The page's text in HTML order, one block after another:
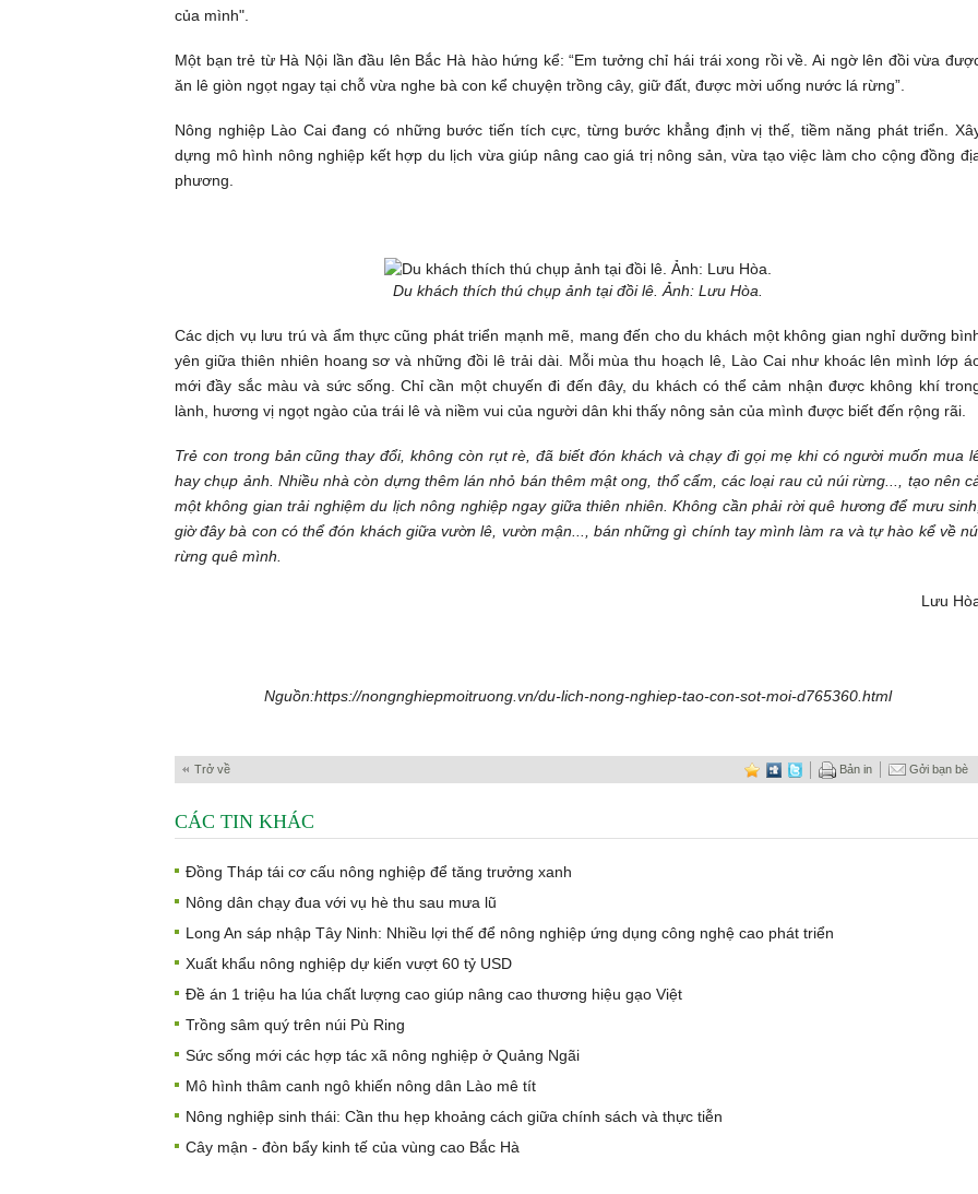
của mình".
Một bạn trẻ từ Hà Nội lần đầu lên Bắc Hà hào hứng kể: “Em tưởng chỉ hái trái xong rồi về. Ai ngờ lên đồi vừa
ăn lê giòn ngọt ngay tại chỗ vừa nghe bà con kể chuyện trồng cây, giữ đất, được mời uống nước lá rừng”.
Nông nghiệp Lào Cai đang có những bước tiến tích cực, từng bước khẳng định vị thế, tiềm năng phát triển.
dựng mô hình nông nghiệp kết hợp du lịch vừa giúp nâng cao giá trị nông sản, vừa tạo việc làm cho cộng đồng
phương.
Du khách thích thú chụp ảnh tại đồi lê. Ảnh: Lưu Hòa.
Các dịch vụ lưu trú và ẩm thực cũng phát triển mạnh mẽ, mang đến cho du khách một không gian nghỉ dưỡng
yên giữa thiên nhiên hoang sơ và những đồi lê trải dài. Mỗi mùa thu hoạch lê, Lào Cai như khoác lên mình lớp
mới đầy sắc màu và sức sống. Chỉ cần một chuyến đi đến đây, du khách có thể cảm nhận được không khí
lành, hương vị ngọt ngào của trái lê và niềm vui của người dân khi thấy nông sản của mình được biết đến rộng rãi.
Trẻ con trong bản cũng thay đổi, không còn rụt rè, đã biết đón khách và chạy đi gọi mẹ khi có người muốn mua
hay chụp ảnh. Nhiều nhà còn dựng thêm lán nhỏ bán thêm mật ong, thổ cẩm, các loại rau củ núi rừng..., tạo nên
một không gian trải nghiệmdu lịch nông nghiệpngay giữa thiên nhiên. Không cần phải rời quê hương để mưu sinh,
giờ đây bà con có thể đón khách giữa vườn lê, vườn mận..., bán những gì chính tay mình làm ra và tự hào kể về
rừng quê mình.
Lưu
Nguồn:https://nongnghiepmoitruong.vn/du-lich-nong-nghiep-tao-con-sot-moi-d765360.html
Trở về Gởi bạn bè
Bản in
CÁC TIN KHÁC
Đồng Tháp tái cơ cấu nông nghiệp để tăng trưởng xanh
Nông dân chạy đua với vụ hè thu sau mưa lũ
Long An sáp nhập Tây Ninh: Nhiều lợi thế để nông nghiệp ứng dụng công nghệ cao phát triển
Xuất khẩu nông nghiệp dự kiến vượt 60 tỷ USD
Đề án 1 triệu ha lúa chất lượng cao giúp nâng cao thương hiệu gạo Việt
Trồng sâm quý trên núi Pù Ring
Sức sống mới các hợp tác xã nông nghiệp ở Quảng Ngãi
Mô hình thâm canh ngô khiến nông dân Lào mê tít
Nông nghiệp sinh thái: Cần thu hẹp khoảng cách giữa chính sách và thực tiễn
Cây mận - đòn bẩy kinh tế của vùng cao Bắc Hà